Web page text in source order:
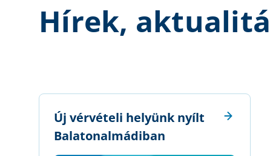
Hírek,
Új vérvételi helyünk nyílt
Balatonalmádiban